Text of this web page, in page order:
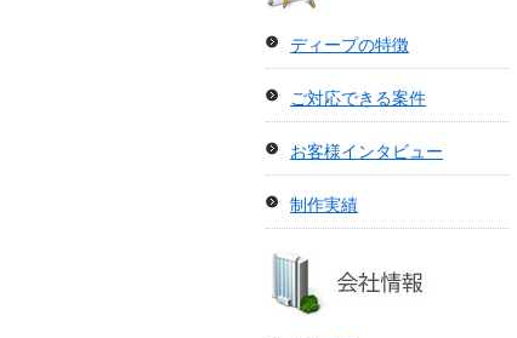
ディープの特徴
ご対応できる案件
お客様インタビュー
制作実績